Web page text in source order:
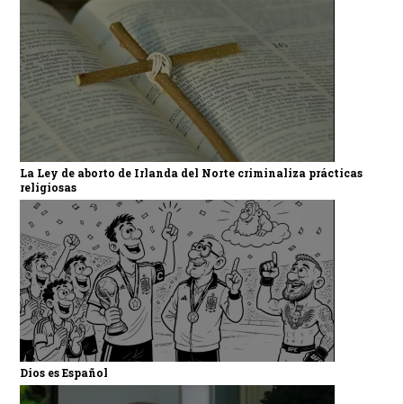
La Ley de aborto de Irlanda del Norte criminaliza prácticas
religiosas
Dios es Español